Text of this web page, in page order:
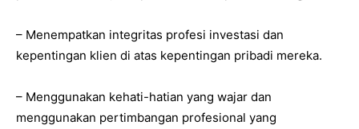
– Menempatkan integritas profesi investasi dan
kepentingan klien di atas kepentingan pribadi mereka.
– Menggunakan kehati-hatian yang wajar dan
menggunakan pertimbangan profesional yang